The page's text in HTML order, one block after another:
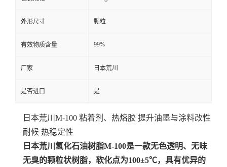
外形尺寸 颗粒
有效物质含量 99%
厂家 日本荒川
是否进口 是
日本荒川M-100 粘着剂、热熔胶 提升油墨与涂料改性
耐候 热稳定性
日本荒川氢化石油树脂M-100是一款无色透明、无味
无臭的颗粒状树脂，软化点为100±5℃，具有优异的